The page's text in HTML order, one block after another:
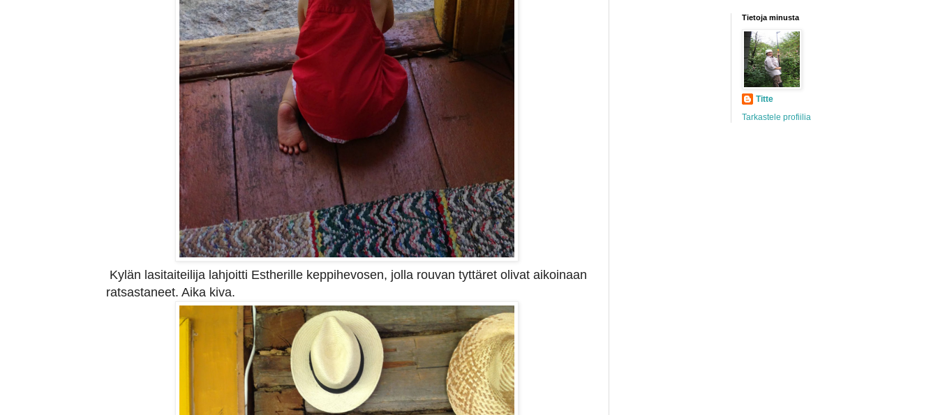
Kylän lasitaiteilija lahjoitti Estherille keppihevosen, jolla rouvan tyttäret olivat aikoinaan
ratsastaneet. Aika kiva.
Tietoja minusta
Titte
Tarkastele profiilia